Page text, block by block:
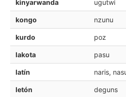
kinyarwanda ugutwi
kongo nzunu
kurdo poz
lakota pasu
latín naris,
letón deguns